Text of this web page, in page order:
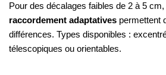
Pour des décalages faibles de 2 à 5 cm,
raccordement adaptatives permettent
différences. Types disponibles :
télescopiques ou orientables.